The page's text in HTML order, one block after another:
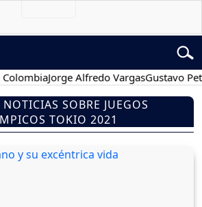
Jorge Alfredo VargasGustavo Petro
SOBRE JUEGOS
TOKIO 2021